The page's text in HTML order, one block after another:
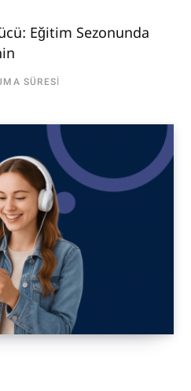
Eğitim Sezonunda
SÜRESI